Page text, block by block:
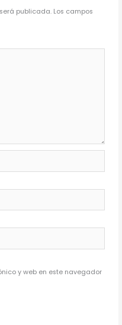
publicada. Los campos
y web en este navegador